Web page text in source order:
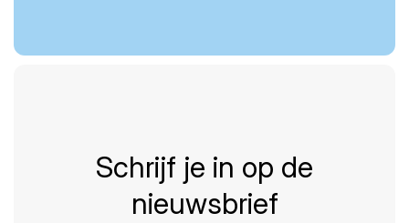
Schrijf je in op de
nieuwsbrief